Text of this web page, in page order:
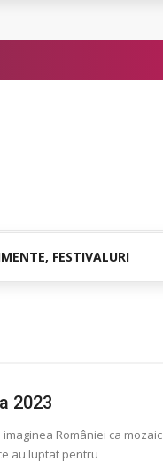
FESTIVALURI
2023
României ca mozaic
au luptat pentru